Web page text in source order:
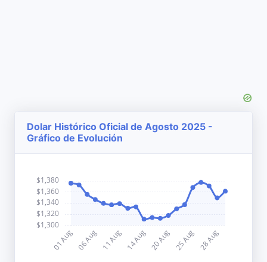
Dolar Histórico Oficial de Agosto 2025 -
Gráfico de Evolución